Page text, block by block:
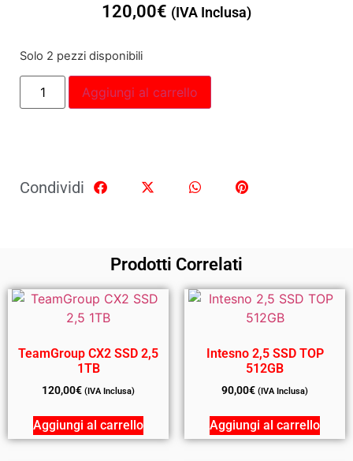
120,00€ (IVA Inclusa)
Solo 2 pezzi disponibili
Aggiungi al carrello
Condividi
Prodotti Correlati
TeamGroup CX2 SSD 2,5
1TB
120,00€ (IVA Inclusa)
Aggiungi al carrello
Intesno 2,5 SSD TOP
512GB
90,00€ (IVA Inclusa)
Aggiungi al carrello